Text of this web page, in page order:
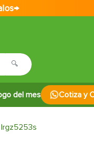
del mes Cotiza y
lrgz5253s